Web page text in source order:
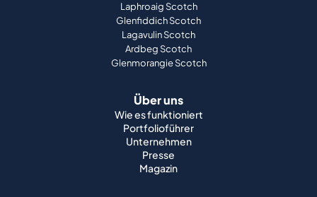
Laphroaig Scotch
Glenfiddich Scotch
Lagavulin Scotch
Ardbeg Scotch
Glenmorangie Scotch
Über uns
Wie es funktioniert
Portfolioführer
Unternehmen
Presse
Magazin